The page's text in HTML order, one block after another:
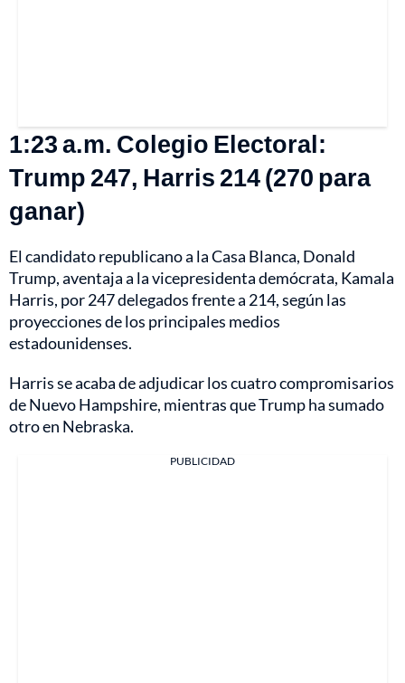
1:23 a.m. Colegio Electoral:
Trump 247, Harris 214 (270 para
ganar)
El candidato republicano a la Casa Blanca, Donald
Trump, aventaja a la vicepresidenta demócrata, Kamala
Harris, por 247 delegados frente a 214, según las
proyecciones de los principales medios
estadounidenses.
Harris se acaba de adjudicar los cuatro compromisarios
de Nuevo Hampshire, mientras que Trump ha sumado
otro en Nebraska.
PUBLICIDAD